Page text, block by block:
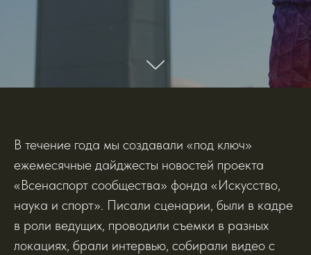
В течение года мы создавали «под ключ»
ежемесячные дайджесты новостей проекта
«Всенаспорт сообщества» фонда «Искусство,
наука и спорт». Писали сценарии, были в кадре
в роли ведущих, проводили съемки в разных
локациях, брали интервью, собирали видео с